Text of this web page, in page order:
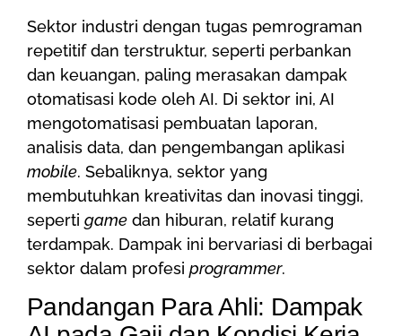
Sektor industri dengan tugas pemrograman
repetitif dan terstruktur, seperti perbankan
dan keuangan, paling merasakan dampak
otomatisasi kode oleh AI. Di sektor ini, AI
mengotomatisasi pembuatan laporan,
analisis data, dan pengembangan aplikasi
mobile. Sebaliknya, sektor yang
membutuhkan kreativitas dan inovasi tinggi,
seperti game dan hiburan, relatif kurang
terdampak. Dampak ini bervariasi di berbagai
sektor dalam profesi programmer.
Pandangan Para Ahli: Dampak